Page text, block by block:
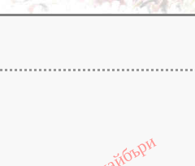
хайбъри